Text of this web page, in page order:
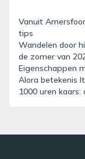
Vanuit
tips
Wandelen door
de zomer van
Eigenschappen
Alora betekenis
1000 uren